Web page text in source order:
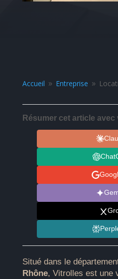
Accueil 9 Entreprise 9
Résumer cet article avec
Situé dans le
Rhône, Vitrolles est une